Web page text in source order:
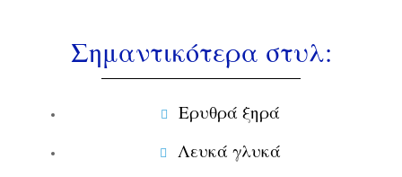
Σημαντικότερα στυλ:
Eρυθρά ξηρά
Λευκά γλυκά